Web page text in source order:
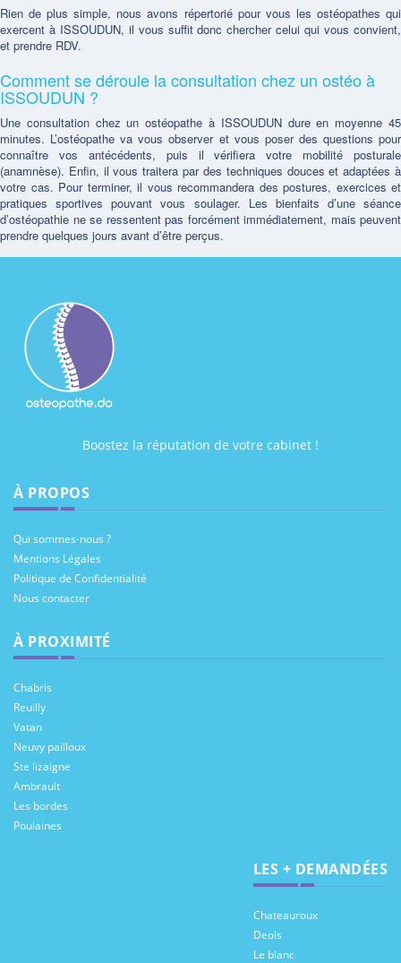
Rien de plus simple, nous avons répertorié pour vous les ostéopathes qui
exercent à ISSOUDUN, il vous suffit donc chercher celui qui vous convient,
et prendre RDV.
Comment se déroule la consultation chez un ostéo à
ISSOUDUN ?
Une consultation chez un ostéopathe à ISSOUDUN dure en moyenne 45
minutes. L’ostéopathe va vous observer et vous poser des questions pour
connaître vos antécédents, puis il vérifiera votre mobilité posturale
(anamnèse). Enfin, il vous traitera par des techniques douces et adaptées à
votre cas. Pour terminer, il vous recommandera des postures, exercices et
pratiques sportives pouvant vous soulager. Les bienfaits d’une séance
d’ostéopathie ne se ressentent pas forcément immédiatement, mais peuvent
prendre quelques jours avant d’être perçus.
Boostez la réputation de votre cabinet !
À PROPOS
Qui sommes-nous ?
Mentions Légales
Politique de Confidentialité
Nous contacter
À PROXIMITÉ
Chabris
Reuilly
Vatan
Neuvy pailloux
Ste lizaigne
Ambrault
Les bordes
Poulaines
LES + DEMANDÉES
Chateauroux
Deols
Le blanc